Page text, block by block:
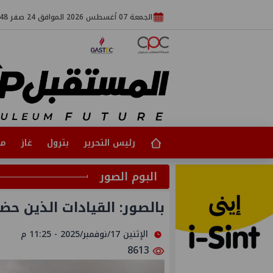
الجمعة 07 أغسطس 2026 الموافق 24 صفر 1448
رئيس التحرير بترول غاز
البوم الصور
بالصور: القيادات الذين
الإثنين 17/نوفمبر/2025 - 11:25 م